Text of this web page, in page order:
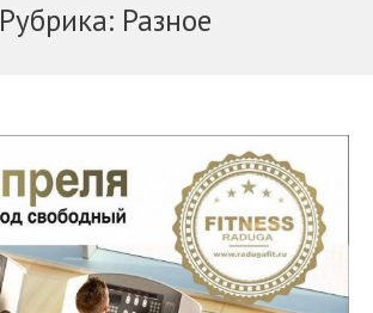
О клубе
Рубрика: Разное